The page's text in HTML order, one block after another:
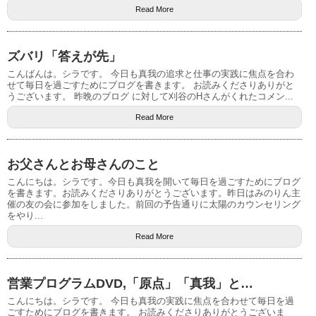
Read More
ズバリ「答えが先」
こんばんは。シラです。 今日も真我の追求と仕事の実践に焦点を合わ
せて毎日を過ごすためにブログを書きます。 お読みくださりありがと
うございます。 昨晩のブログ に対して刈谷のHさんがくれたコメン...
Read More
お父さんとお母さんのこと
こんにちは。シラです。今日も真我を開いて毎日を過ごすためにブログ
を書きます。お読みくださりありがとうございます。昨日はみのりん主
催の友の会に参加をしました。前回の予告通りに太陽のカウンセリング
をやり...
Read More
営業プログラムDVD,「原点」「真我」と…
こんにちは。シラです。 今日も真我の実践に焦点を合わせて毎日を過
ごすためにブログを書きます。 お読みくださりありがとうございま